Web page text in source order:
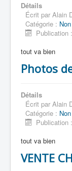
Accueil
L'Ecole
Infos
Détails
Écrit par Alain
Catégorie :
Publication
tout va bien
Photos
Détails
Écrit par Alain
Catégorie :
Publication
tout va bien
VENTE